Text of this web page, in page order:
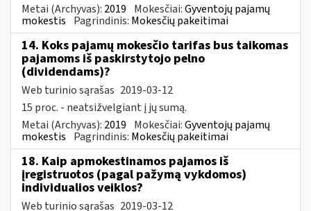
Metai (Archyvas): 2019 Mokesčiai:Gyventojų pajamų
mokestis Pagrindinis: Mokesčių pakeitimai
14. Koks pajamų mokesčio tarifas bus taikomas
pajamoms iš paskirstytojo pelno
(dividendams)?
Web turinio sąrašas 2019-03-12
15 proc. - neatsižvelgiant į jų sumą.
Metai (Archyvas): 2019 Mokesčiai:Gyventojų pajamų
mokestis Pagrindinis: Mokesčių pakeitimai
18. Kaip apmokestinamos pajamos iš
įregistruotos (pagal pažymą vykdomos)
individualios veiklos?
Web turinio sąrašas 2019-03-12